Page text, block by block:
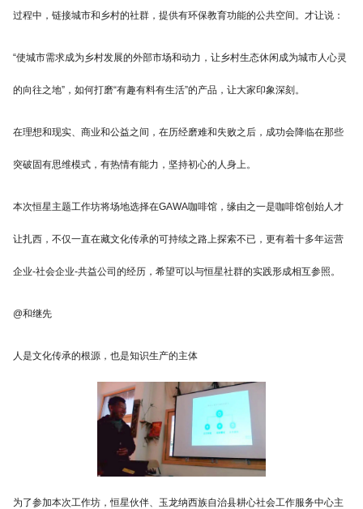
过程中，链接城市和乡村的社群，提供有环保教育功能的公共空间。才让说：
“使城市需求成为乡村发展的外部市场和动力，让乡村生态休闲成为城市人心灵
的向往之地”，如何打磨“有趣有料有生活”的产品，让大家印象深刻。
在理想和现实、商业和公益之间，在历经磨难和失败之后，成功会降临在那些
突破固有思维模式，有热情有能力，坚持初心的人身上。
本次恒星主题工作坊将场地选择在GAWA咖啡馆，缘由之一是咖啡馆创始人才
让扎西，不仅一直在藏文化传承的可持续之路上探索不已，更有着十多年运营
企业-社会企业-共益公司的经历，希望可以与恒星社群的实践形成相互参照。
@和继先
人是文化传承的根源，也是知识生产的主体
为了参加本次工作坊，恒星伙伴、玉龙纳西族自治县耕心社会工作服务中心主